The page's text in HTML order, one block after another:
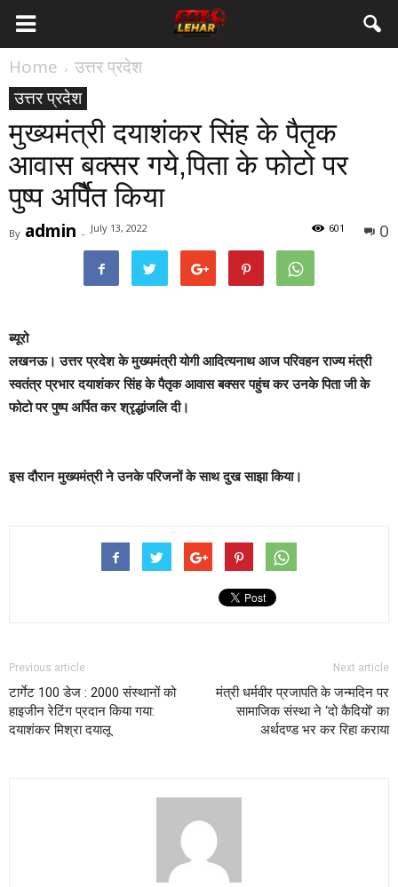
Home
उत्तर प्रदेश
उत्तर प्रदेश
मुख्यमंत्री दयाशंकर सिंह के पैतृक
आवास बक्सर गये,पिता के फोटो पर
पुष्प अर्पिैत किया
By admin - July 13, 2022 0
601
ब्यूरो
लखनऊ। उत्तर प्रदेश के मुख्यमंत्री योगी आदित्यनाथ आज परिवहन राज्य मंत्री
स्वतंत्र प्रभार दयाशंकर सिंह के पैतृक आवास बक्सर पहुंच कर उनके पिता जी के
फोटो पर पुष्प अर्पित कर श्रृद्धांजलि दी।
इस दौरान मुख्यमंत्री ने उनके परिजनों के साथ दुख साझा किया।
Previous article
टार्गेट 100 डेज : 2000 संस्थानों को
हाइजीन रेटिंग प्रदान किया गया:
दयाशंकर मिश्रा दयालू
Next article
मंत्री धर्मवीर प्रजापति के जन्मदिन पर
सामाजिक संस्था ने ‘दो कैदियों’ का
अर्थदण्ड भर कर रिहा कराया